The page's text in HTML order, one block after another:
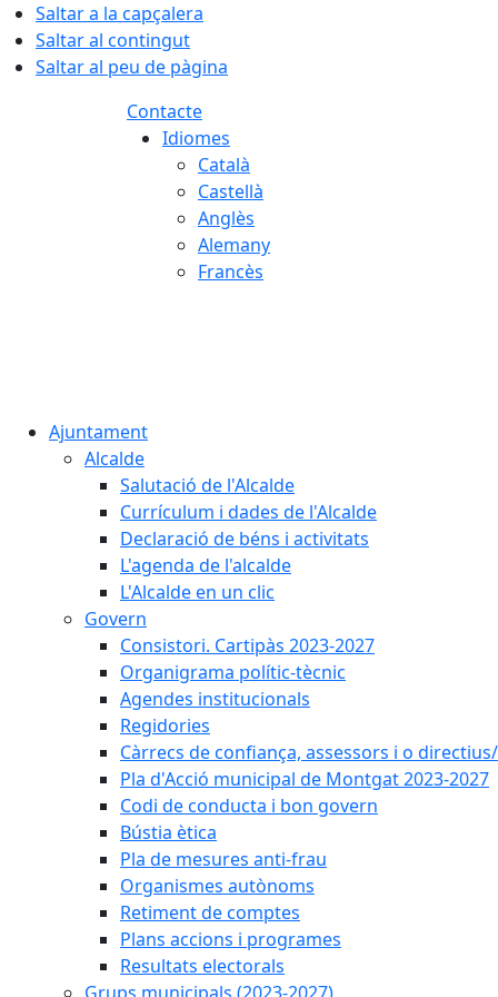
Saltar a la capçalera
Saltar al contingut
Saltar al peu de pàgina
Contacte
Idiomes
Català
Castellà
Anglès
Alemany
Francès
Ajuntament
Alcalde
Salutació de l'Alcalde
Currículum i dades de l'Alcalde
Declaració de béns i activitats
L'agenda de l'alcalde
L'Alcalde en un clic
Govern
Consistori. Cartipàs 2023-2027
Organigrama polític-tècnic
Agendes institucionals
Regidories
Càrrecs de confiança, assessors i o
Pla d'Acció municipal de Montgat 2023-2027
Codi de conducta i bon govern
Bústia ètica
Pla de mesures anti-frau
Organismes autònoms
Retiment de comptes
Plans accions i programes
Resultats electorals